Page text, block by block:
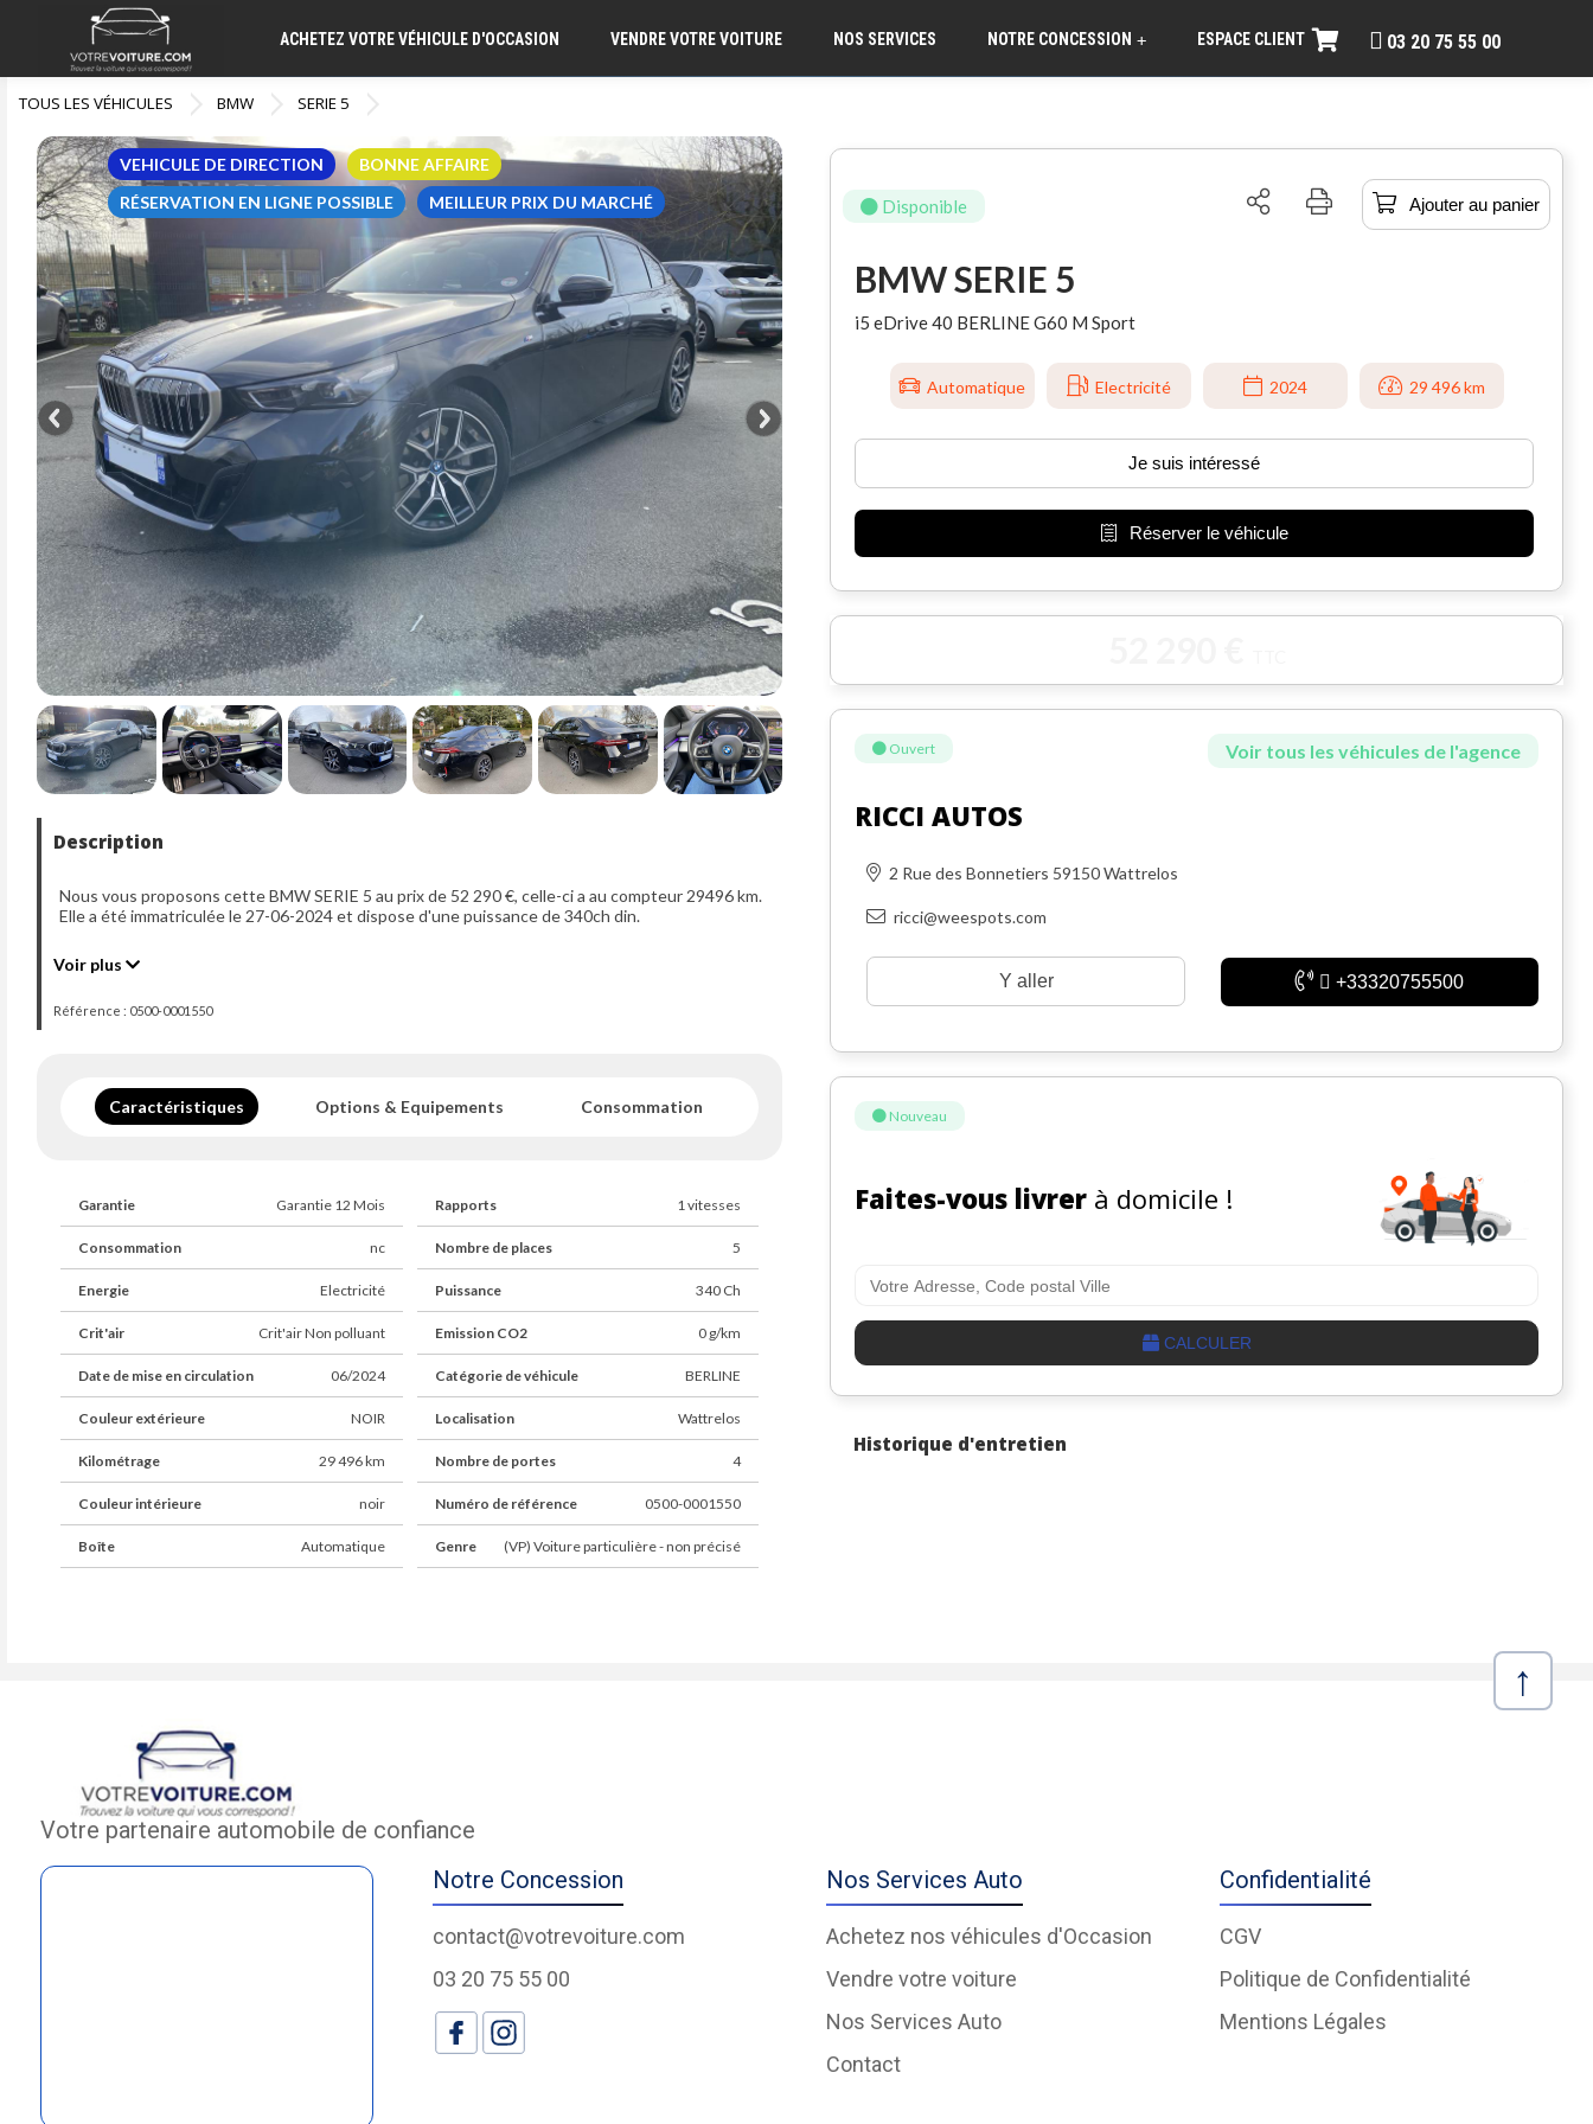
ACHETEZ VOTRE VÉHICULE D'OCCASION VENDRE VOTRE VOITURE NOS SERVICES +
NOTRE CONCESSION ESPACE CLIENT 03 20 75 55 00
TOUS LES VÉHICULES BMW SERIE 5
VEHICULE DE DIRECTION
BONNE AFFAIRE
RÉSERVATION EN LIGNE POSSIBLE
MEILLEUR PRIX DU MARCHÉ
Description
Nous vous proposons cette BMW SERIE 5 au prix de 52 290 €, celle-ci a au compteur 29496 km.
Elle a été immatriculée le 27-06-2024 et dispose d'une puissance de 340ch din.
Voir plus
Référence : 0500-0001550
Caractéristiques Options & Equipements Consommation
Garantie Garantie 12 Mois
Consommation nc
Energie Electricité
Crit'air Crit'air Non polluant
Date de mise en circulation 06/2024
Couleur extérieure NOIR
Kilométrage 29 496 km
Couleur intérieure noir
Boîte Automatique
Rapports 1 vitesses
Nombre de places 5
Puissance 340 Ch
Emission CO2 0 g/km
Catégorie de véhicule BERLINE
Localisation Wattrelos
Nombre de portes 4
Numéro de référence 0500-0001550
Genre (VP) Voiture particulière - non précisé
Disponible Ajouter au panier
BMW SERIE 5
i5 eDrive 40 BERLINE G60 M Sport
Automatique Electricité 2024 29 496 km
Je suis intéressé
Réserver le véhicule
Ouvert Voir tous les véhicules de l'agence
RICCI AUTOS
2 Rue des Bonnetiers 59150 Wattrelos
ricci@weespots.com
Y aller +33320755500
Nouveau
Faites-vous livrer à domicile !
CALCULER
Historique d'entretien
Votre partenaire automobile de confiance
↑
Notre Concession
contact@votrevoiture.com
03 20 75 55 00
Nos Services Auto
Achetez nos véhicules d'Occasion
Vendre votre voiture
Nos Services Auto
Contact
Confidentialité
CGV
Politique de Confidentialité
Mentions Légales